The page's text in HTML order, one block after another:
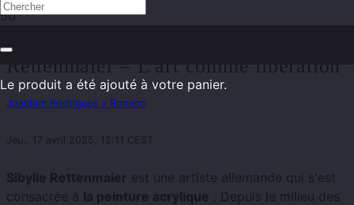
Le produit a été ajouté à votre panier.
Rettenmaier – L'art comme libération
Joachim Rodriguez y Romero
Jeu., 17 avril 2025, 12:11 CEST
Sibylle Rettenmaier est une artiste allemande qui s'est
consacrée à la peinture acrylique . Depuis le milieu des